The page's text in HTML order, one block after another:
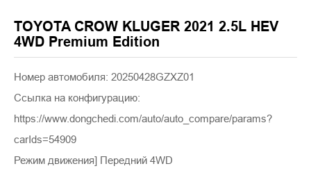
TOYOTA CROW KLUGER 2021 2.5L HEV
4WD Premium Edition
Номер автомобиля: 20250428GZXZ01
Ссылка на конфигурацию:
https://www.dongchedi.com/auto/auto_compare/params?
carIds=54909
Режим движения] Передний 4WD